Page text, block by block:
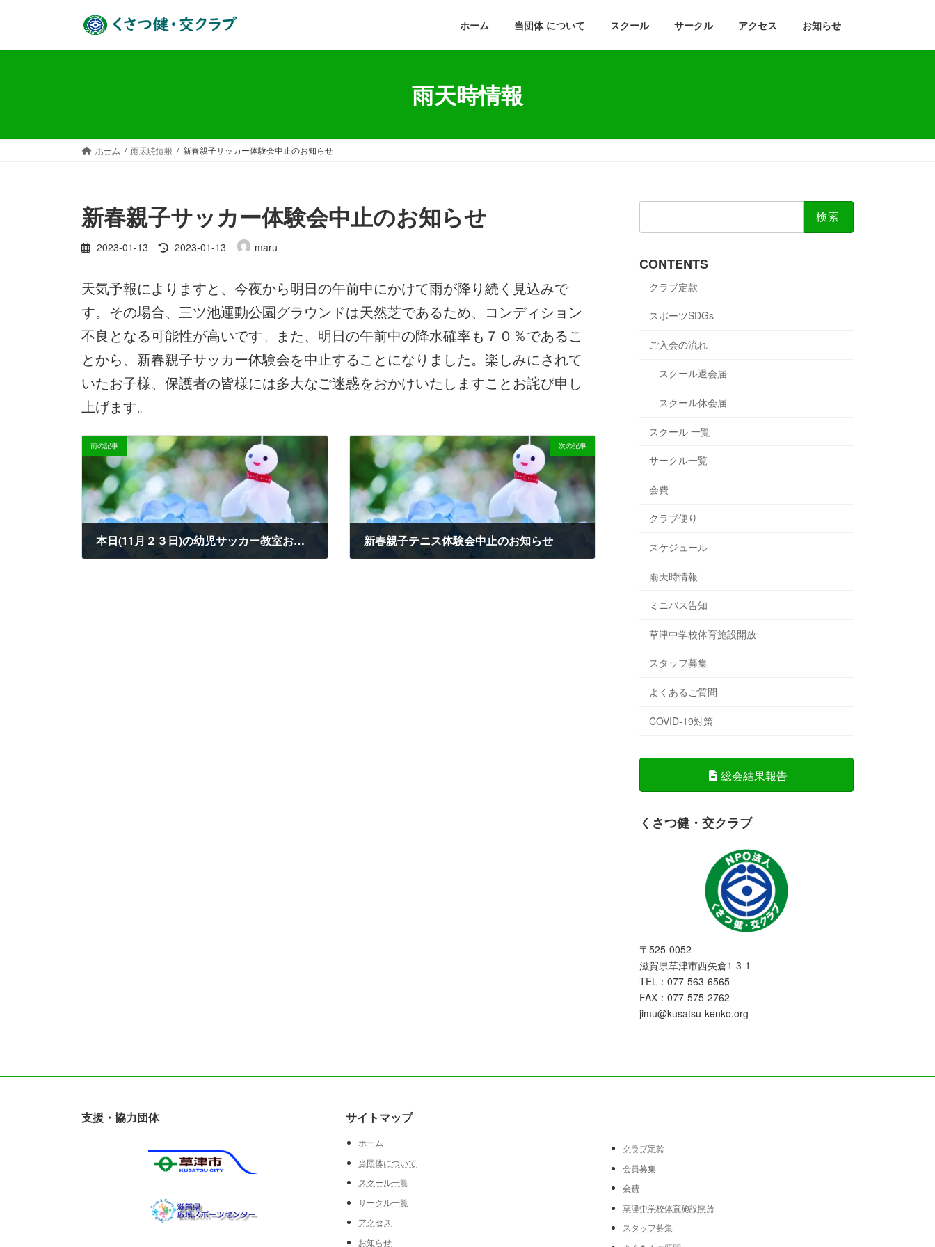
ッ
移
ホーム 当団体 について スクール サークル アクセス お知らせ
雨天時情報
ホーム 雨天時情報 新春親子サッカー体験会中止のお知らせ
新春親子サッカー体験会中止のお知らせ
2023-01-13
最
新
時
:
2023-01-13 maru
天気予報によりますと、今夜から明日の午前中にかけて雨が降り続く見込みで
す。その場合、三ツ池運動公園グラウンドは天然芝であるため、コンディション
不良となる可能性が高いです。また、明日の午前中の降水確率も７０％であるこ
とから、新春親子サッカー体験会を中止することになりました。楽しみにされて
いたお子様、保護者の皆様には多大なご迷惑をおかけいたしますことお詫び申し
上げます。
前の記事
本日(11月２３日)の幼児サッカー教室および子どもテニス教室の中止について
次の記事
新春親子テニス体験会中止のお知らせ
CONTENTS
クラブ定款
スポーツSDGs
ご入会の流れ
スクール退会届
スクール休会届
スクール 一覧
サークル一覧
会費
クラブ便り
スケジュール
雨天時情報
ミニバス告知
草津中学校体育施設開放
スタッフ募集
よくあるご質問
COVID-19対策
総会結果報告
くさつ健・交クラブ
〒525-0052
滋賀県草津市西矢倉1-3-1
TEL：077-563-6565
FAX：077-575-2762
jimu@kusatsu-kenko.org
支援・協力団体 サイトマップ
ホーム
当団体について
スクール一覧
サークル一覧
アクセス
お知らせ
クラブ定款
会員募集
会費
草津中学校体育施設開放
スタッフ募集